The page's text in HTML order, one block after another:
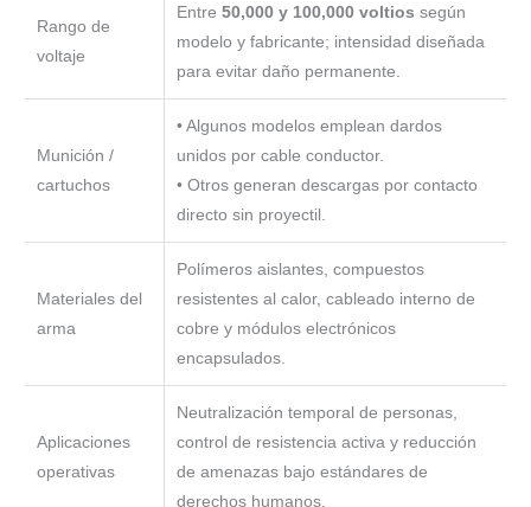
Rango de
voltaje
Entre 50,000 y 100,000 voltios según
modelo y fabricante; intensidad diseñada
para evitar daño permanente.
Munición /
cartuchos
• Algunos modelos emplean dardos
unidos por cable conductor.
• Otros generan descargas por contacto
directo sin proyectil.
Materiales del
arma
Polímeros aislantes, compuestos
resistentes al calor, cableado interno de
cobre y módulos electrónicos
encapsulados.
Aplicaciones
operativas
Neutralización temporal de personas,
control de resistencia activa y reducción
de amenazas bajo estándares de
derechos humanos.